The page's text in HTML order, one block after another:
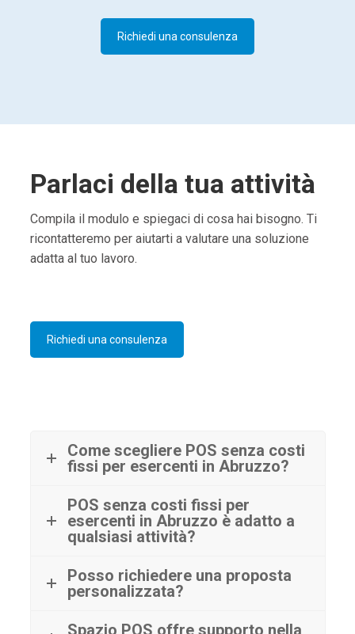
Richiedi una consulenza
Parlaci della tua attività
Compila il modulo e spiegaci di cosa hai bisogno. Ti
ricontatteremo per aiutarti a valutare una soluzione
adatta al tuo lavoro.
Richiedi una consulenza
Come scegliere POS senza costi
fissi per esercenti in Abruzzo?
POS senza costi fissi per
esercenti in Abruzzo è adatto a
qualsiasi attività?
Posso richiedere una proposta
personalizzata?
Spazio POS offre supporto nella